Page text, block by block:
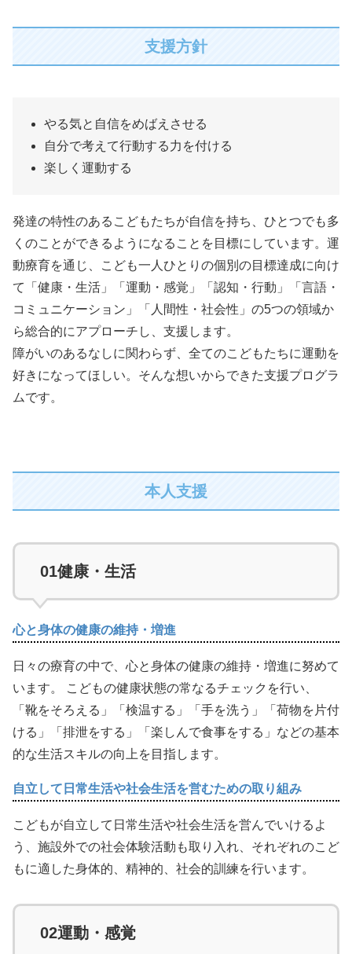
支援方針
やる気と自信をめばえさせる
自分で考えて行動する力を付ける
楽しく運動する
発達の特性のあるこどもたちが自信を持ち、ひとつでも多
くのことができるようになることを目標にしています。運
動療育を通じ、こども一人ひとりの個別の目標達成に向け
て「健康・生活」「運動・感覚」「認知・行動」「言語・
コミュニケーション」「人間性・社会性」の5つの領域か
ら総合的にアプローチし、支援します。
障がいのあるなしに関わらず、全てのこどもたちに運動を
好きになってほしい。そんな想いからできた支援プログラ
ムです。
本人支援
01健康・生活
心と身体の健康の維持・増進
日々の療育の中で、心と身体の健康の維持・増進に努めて
います。 こどもの健康状態の常なるチェックを行い、
「靴をそろえる」「検温する」「手を洗う」「荷物を片付
ける」「排泄をする」「楽しんで食事をする」などの基本
的な生活スキルの向上を目指します。
自立して日常生活や社会生活を営むための取り組み
こどもが自立して日常生活や社会生活を営んでいけるよ
う、施設外での社会体験活動も取り入れ、それぞれのこど
もに適した身体的、精神的、社会的訓練を行います。
02運動・感覚